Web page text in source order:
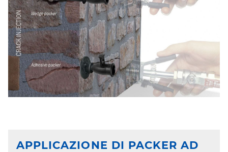
APPLICAZIONE DI PACKER AD